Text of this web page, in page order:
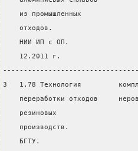
    из промышленных
    отходов.
    НИИ ИП с ОП.
    12.2011 г.
3   1.78 Технология
переработки отходов
    резиновых
    производств.
    БГТУ.